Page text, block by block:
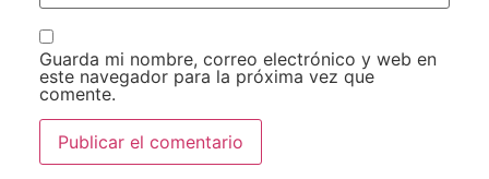
Guarda mi nombre, correo electrónico y web en
este navegador para la próxima vez que
comente.